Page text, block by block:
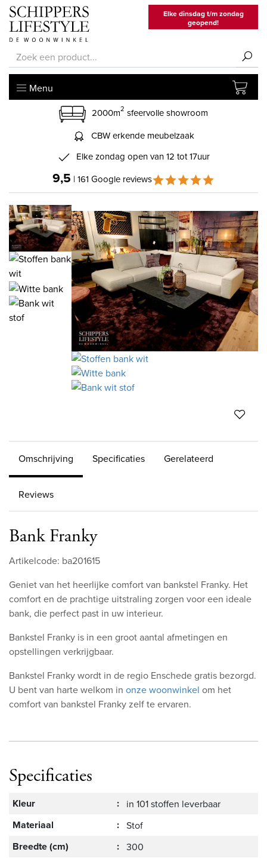
Elke dinsdag t/m zondag
geopend!
Menu
2000m2 sfeervolle showroom
CBW erkende meubelzaak
Elke zondag open van 12 tot 17uur
9,5 | 161 Google reviews
Omschrijving Specificaties Gerelateerd
Reviews
Bank Franky
Artikelcode: ba201615
Geniet van het heerlijke comfort van bankstel Franky. Het
comfort en de prachtige uitstraling zorgen voor een ideale
bank, die perfect past in uw interieur.
Bankstel Franky is in een groot aantal afmetingen en
opstellingen verkrijgbaar.
Bankstel Franky wordt in de regio Enschede gratis bezorgd.
U bent van harte welkom in onze woonwinkel om het
comfort van bankstel Franky zelf te ervaren.
Specificaties
Kleur : in 101 stoffen leverbaar
Materiaal : Stof
Breedte (cm) : 300